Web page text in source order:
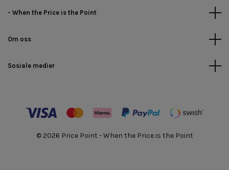
- When the Price is the Point
Om oss
Sosiale medier
© 2026 Price Point - When the Price is the Point